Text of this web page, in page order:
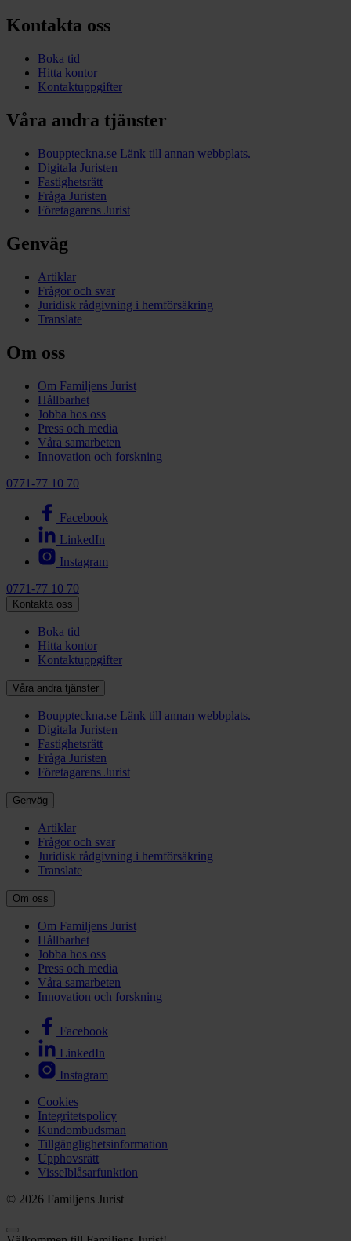
Kontakta oss
Boka tid
Hitta kontor
Kontaktuppgifter
Våra andra tjänster
Bouppteckna.se Länk till annan webbplats.
Digitala Juristen
Fastighetsrätt
Fråga Juristen
Företagarens Jurist
Genväg
Artiklar
Frågor och svar
Juridisk rådgivning i hemförsäkring
Translate
Om oss
Om Familjens Jurist
Hållbarhet
Jobba hos oss
Press och media
Våra samarbeten
Innovation och forskning
0771-77 10 70
Facebook
LinkedIn
Instagram
0771-77 10 70
Kontakta oss
Boka tid
Hitta kontor
Kontaktuppgifter
Våra andra tjänster
Bouppteckna.se Länk till annan webbplats.
Digitala Juristen
Fastighetsrätt
Fråga Juristen
Företagarens Jurist
Genväg
Artiklar
Frågor och svar
Juridisk rådgivning i hemförsäkring
Translate
Om oss
Om Familjens Jurist
Hållbarhet
Jobba hos oss
Press och media
Våra samarbeten
Innovation och forskning
Facebook
LinkedIn
Instagram
Cookies
Integritetspolicy
Kundombudsman
Tillgänglighetsinformation
Upphovsrätt
Visselblåsarfunktion
© 2026 Familjens Jurist